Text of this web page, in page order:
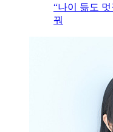
“나이 듦도
꿔